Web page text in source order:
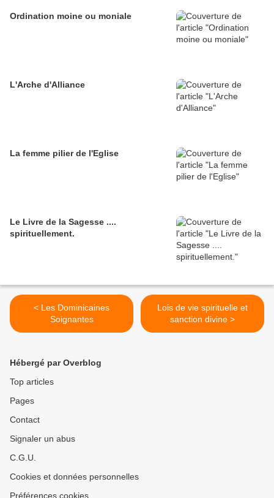
Ordination moine ou moniale
L'Arche d'Alliance
La femme pilier de l'Eglise
Le Livre de la Sagesse ....
spirituellement.
< Les Dominicaines
Soignantes
Lois de vie spirituelle et
sanction divine >
Hébergé par Overblog
Top articles
Pages
Contact
Signaler un abus
C.G.U.
Cookies et données personnelles
Préférences cookies